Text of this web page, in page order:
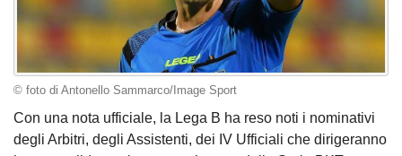
© foto di Antonello Sammarco/Image Sport
Con una nota ufficiale, la Lega B ha reso noti i nominativi
degli Arbitri, degli Assistenti, dei IV Ufficiali che dirigeranno